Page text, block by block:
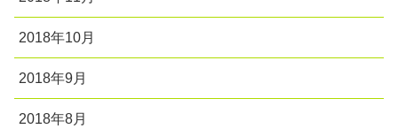
2018年10月
2018年9月
2018年8月